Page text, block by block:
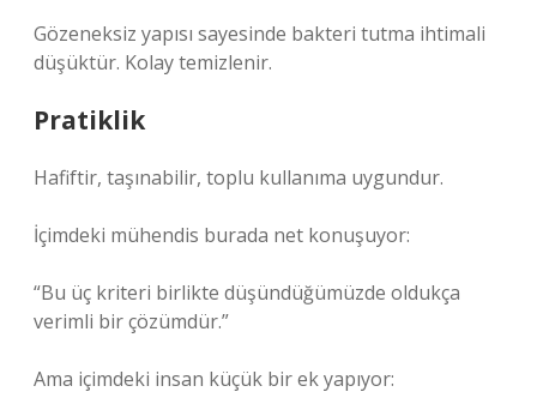
Gözeneksiz yapısı sayesinde bakteri tutma ihtimali
düşüktür. Kolay temizlenir.
Pratiklik
Hafiftir, taşınabilir, toplu kullanıma uygundur.
İçimdeki mühendis burada net konuşuyor:
“Bu üç kriteri birlikte düşündüğümüzde oldukça
verimli bir çözümdür.”
Ama içimdeki insan küçük bir ek yapıyor: